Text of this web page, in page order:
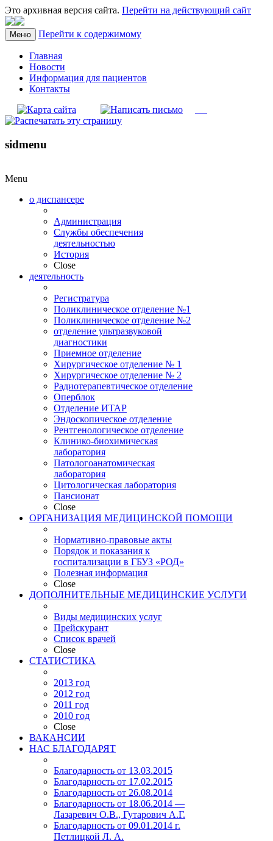
Это архивная версия сайта. Перейти на действующий сайт
Меню Перейти к содержимому
Главная
Новости
Информация для пациентов
Контакты
sidmenu
Menu
о диспансере
Администрация
Службы обеспечения
деятельностью
История
Close
деятельность
Регистратура
Поликлиническое отделение №1
Поликлиническое отделение №2
отделение ультразвуковой
диагностики
Приемное отделение
Хирургическое отделение № 1
Хирургическое отделение № 2
Радиотерапевтическое отделение
Оперблок
Отделение ИТАР
Эндоскопическое отделение
Рентгенологическое отделение
Клинико-биохимическая
лаборатория
Патологоанатомическая
лаборатория
Цитологическая лаборатория
Пансионат
Close
ОРГАНИЗАЦИЯ МЕДИЦИНСКОЙ ПОМОЩИ
Нормативно-правовые акты
Порядок и показания к
госпитализации в ГБУЗ «РОД»
Полезная информация
Close
ДОПОЛНИТЕЛЬНЫЕ МЕДИЦИНСКИЕ УСЛУГИ
Виды медицинских услуг
Прейскурант
Список врачей
Close
СТАТИСТИКА
2013 год
2012 год
2011 год
2010 год
Close
ВАКАНСИИ
НАС БЛАГОДАРЯТ
Благодарность от 13.03.2015
Благодарность от 17.02.2015
Благодарность от 26.08.2014
Благодарность от 18.06.2014 —
Лазаревич О.В., Гутарович А.Г.
Благодарность от 09.01.2014 г.
Петлицкой Л. А.